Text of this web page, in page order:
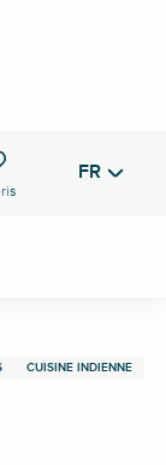
les favoris FR
CUISINE INDIENNE